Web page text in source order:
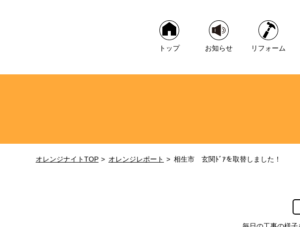
トップ お知らせ リフォーム
オレンジナイトTOP オレンジレポート 相生市 玄関ﾄﾞｱを取替しました！